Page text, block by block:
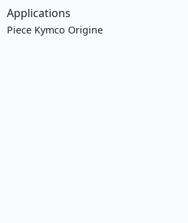
Applications
Piece Kymco Origine